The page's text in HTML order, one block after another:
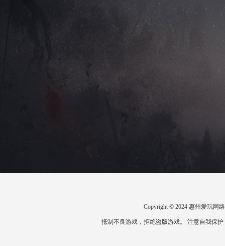
Copyright © 2024 惠州爱玩网
抵制不良游戏，拒绝盗版游戏。 注意自我保